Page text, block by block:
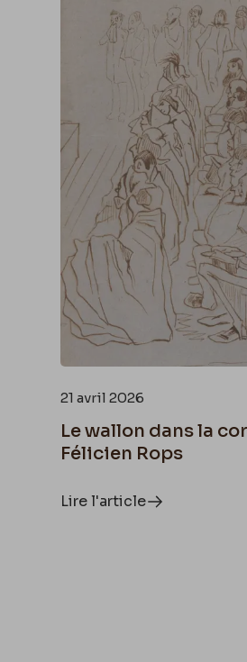
21 avril 2026
Le wallon dans la
Félicien Rops
Lire l'article